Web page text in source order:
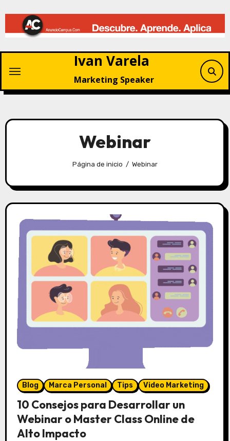
contenido
Ivan Varela
Marketing Speaker
Webinar
Página de inicio Webinar
Blog Marca Personal Tips Video Marketing
10 Consejos para Desarrollar un
Webinar o Master Class Online de
Alto Impacto